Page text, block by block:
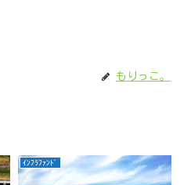
もりっこ。
ｲﾝﾌﾗﾌｧﾝﾄﾞ